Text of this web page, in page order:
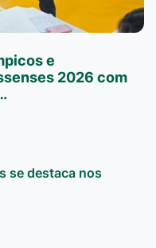
e
2026 com
se destaca nos